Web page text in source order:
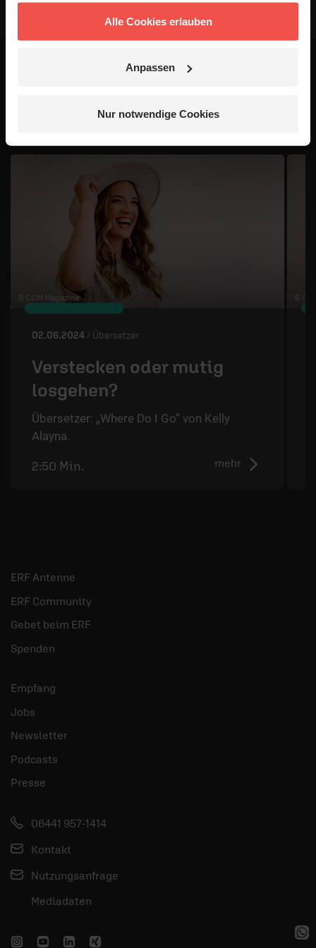
Alle Cookies erlauben
Anpassen
Nur notwendige Cookies
interessieren
© CCM Magazine
02.06.2024 / Übersetzer
Verstecken oder mutig
losgehen?
Übersetzer: „Where Do I Go“ von Kelly
Alayna.
mehr
2:50 Min.
©
ERF Antenne
ERF Community
Gebet beim ERF
Spenden
Empfang
Jobs
Newsletter
Podcasts
Presse
06441 957-1414
Kontakt
Nutzungsanfrage
Mediadaten